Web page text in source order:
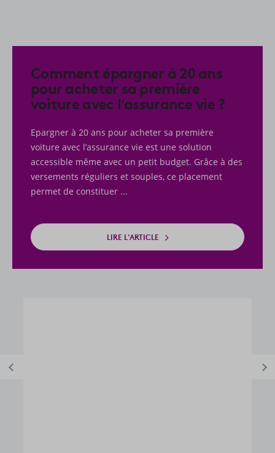
Comment épargner à 20 ans
pour acheter sa première
voiture avec l’assurance vie ?
Epargner à 20 ans pour acheter sa première
voiture avec l’assurance vie est une solution
accessible même avec un petit budget. Grâce à des
versements réguliers et souples, ce placement
permet de constituer ...
LIRE L'ARTICLE